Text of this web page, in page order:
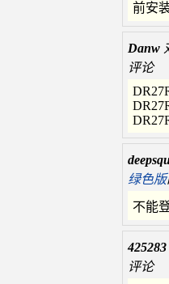
前安
Danw
评论
绿色版
不能
425283
评论